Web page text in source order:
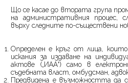
Що се касае до втората група
на административния процес,
върху следните по-съществени
Определен е кръг от лица,
искания за издаване на
актове („ИАА“) само в
съдебната власт, омбудсман,
Предвидена е възможността да